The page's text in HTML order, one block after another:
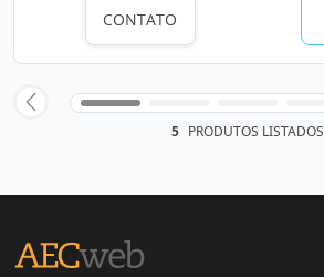
CONTATO
5 PRODUTOS LISTADOS